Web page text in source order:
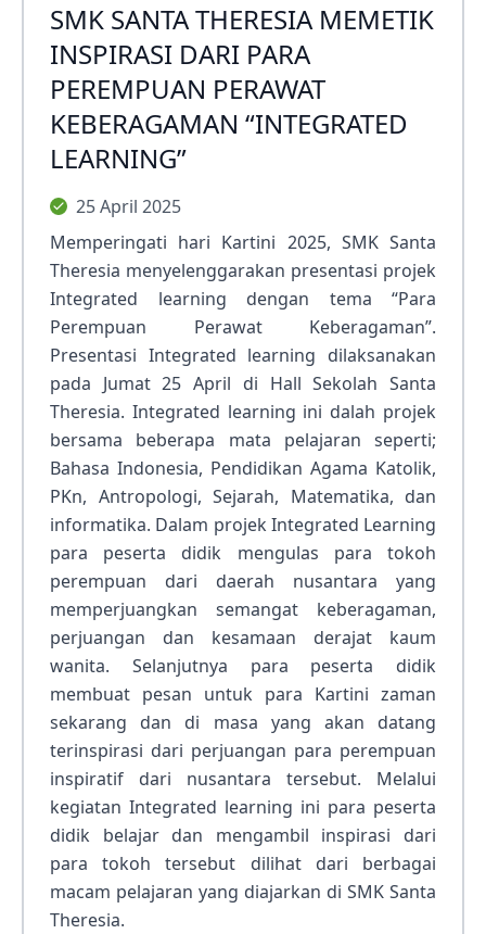
SMK SANTA THERESIA MEMETIK
INSPIRASI DARI PARA
PEREMPUAN PERAWAT
KEBERAGAMAN “INTEGRATED
LEARNING”
25 April 2025
Memperingati hari Kartini 2025, SMK Santa
Theresia menyelenggarakan presentasi projek
Integrated learning dengan tema “Para
Perempuan Perawat Keberagaman”.
Presentasi Integrated learning dilaksanakan
pada Jumat 25 April di Hall Sekolah Santa
Theresia. Integrated learning ini dalah projek
bersama beberapa mata pelajaran seperti;
Bahasa Indonesia, Pendidikan Agama Katolik,
PKn, Antropologi, Sejarah, Matematika, dan
informatika. Dalam projek Integrated Learning
para peserta didik mengulas para tokoh
perempuan dari daerah nusantara yang
memperjuangkan semangat keberagaman,
perjuangan dan kesamaan derajat kaum
wanita. Selanjutnya para peserta didik
membuat pesan untuk para Kartini zaman
sekarang dan di masa yang akan datang
terinspirasi dari perjuangan para perempuan
inspiratif dari nusantara tersebut. Melalui
kegiatan Integrated learning ini para peserta
didik belajar dan mengambil inspirasi dari
para tokoh tersebut dilihat dari berbagai
macam pelajaran yang diajarkan di SMK Santa
Theresia.